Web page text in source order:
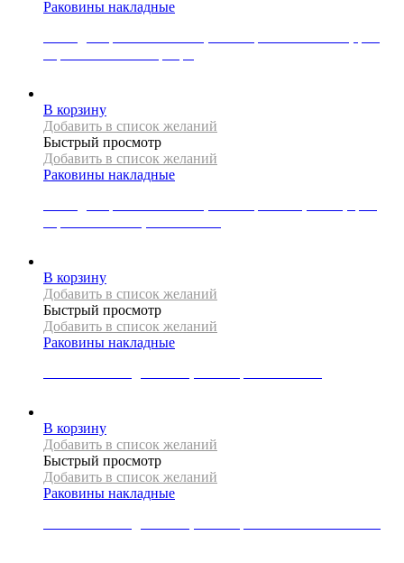
Раковины накладные
В корзину
Добавить в список желаний
Быстрый просмотр
Добавить в список желаний
Раковины накладные
В корзину
Добавить в список желаний
Быстрый просмотр
Добавить в список желаний
Раковины накладные
В корзину
Добавить в список желаний
Быстрый просмотр
Добавить в список желаний
Раковины накладные